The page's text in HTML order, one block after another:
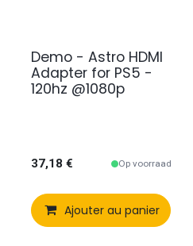
Comparer Ajouter à
2e kans
Demo - Astro HDMI
Adapter for PS5 -
120hz @1080p
37,18 € Op voorraad
Ajouter au panier